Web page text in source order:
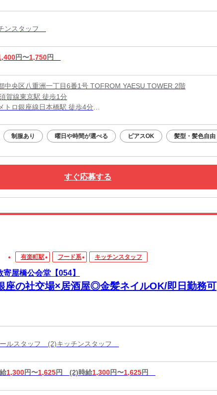
ンスタッフ
円〜1,750円
中央区八重洲一丁目6番1号 TOFROM YAESU TOWER 2階
賀線東京駅 徒歩1分
トロ銀座線日本橋駅 徒歩4分
制服あり 曜日や時間が選べる ピアスOK 髪型・髪色自由
すぐ応募する
有楽町駅 フード系 キッチンスタッフ
寄屋橋公会堂【054】
座の社交場×居酒屋◎金髪ネイルOK/即日勤務可
ルスタッフ (2)キッチンスタッフ
1,300円〜1,625円 (2)時給1,300円〜1,625円